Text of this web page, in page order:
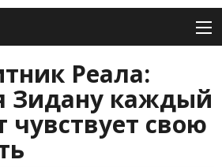
Реала:
Зидану каждый
чувствует свою